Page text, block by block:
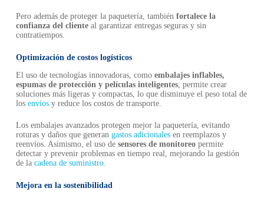
Pero además de proteger la paquetería, también fortalece la
confianza del clienteal garantizar entregas seguras y sin
contratiempos.
Optimización de costos logísticos
El uso de tecnologías innovadoras, como embalajes inflables,
espumas de protección y películas inteligentes, permite crear
soluciones más ligeras y compactas, lo que disminuye el peso total de
los envíosy reduce los costos de transporte.
Los embalajes avanzados protegen mejor la paquetería, evitando
roturas y daños que generan gastos adicionalesen reemplazos y
reenvíos. Asimismo, el uso de sensores de monitoreopermite
detectar y prevenir problemas en tiempo real, mejorando la gestión
de la cadena de suministro.
Mejora en la sostenibilidad